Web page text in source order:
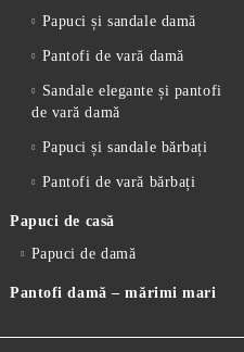
Papuci și sandale damă
Pantofi de vară damă
Sandale elegante și pantofi
de vară damă
Papuci și sandale bărbați
Pantofi de vară bărbați
Papuci de casă
Papuci de damă
Pantofi damă – mărimi mari